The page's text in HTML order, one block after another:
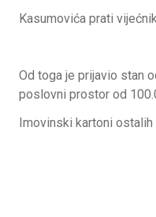
Kasumovića prati
Od toga je prijavio stan
poslovni prostor od
Imovinski kartoni